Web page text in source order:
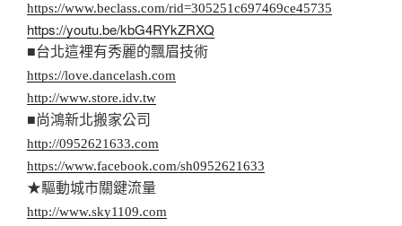
https://www.beclass.com/rid=305251c697469ce45735
https://youtu.be/kbG4RYkZRXQ
■台北這裡有秀麗的飄眉技術
https://love.dancelash.com
http://www.store.idv.tw
■尚鴻新北搬家公司
http://0952621633.com
https://www.facebook.com/sh0952621633
★驅動城市關鍵流量
http://www.sky1109.com